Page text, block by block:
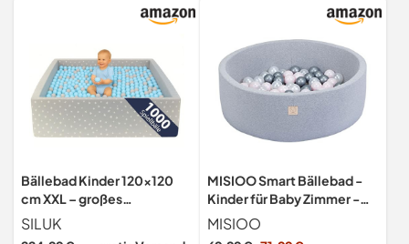
Bällebad Kinder 120×120
cm XXL – großes
Stoffbecken mit 1000
Spielbällen Ø 7 cm,
SILUK
MISIOO Smart Bällebad -
Kinder für Baby Zimmer -
200 Bälle - Spielzeug -
Maschinenwaschbar -
MISIOO